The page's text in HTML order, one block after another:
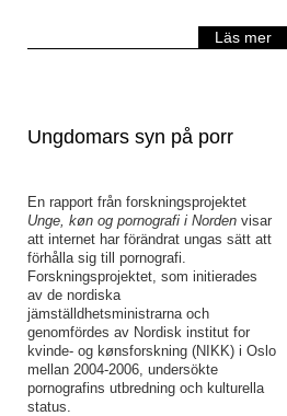
Läs mer
Ungdomars syn på porr
En rapport från forskningsprojektet
Unge, køn og pornografi i Norden visar
att internet har förändrat ungas sätt att
förhålla sig till pornografi.
Forskningsprojektet, som initierades
av de nordiska
jämställdhetsministrarna och
genomfördes av Nordisk institut for
kvinde- og kønsforskning (NIKK) i Oslo
mellan 2004-2006, undersökte
pornografins utbredning och kulturella
status.